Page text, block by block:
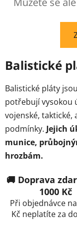
Balistické
Balistické pláty
potřebují vysokou
vojenské,
podmínky. Jejich
munice,
hrozbám.
🚚 Doprava
1000 Kč
Při objednávce
Kč neplatíte za